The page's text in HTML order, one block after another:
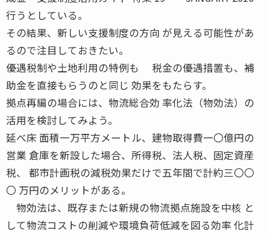
行うとしている。
その結果、新しい支援制度の方向 が見える可能性があ
るので注目しておきたい。
優遇税制や土地利用の特例も 税金の優遇措置も、補
助金を直接もらうのと同じ 効果をもたらす。
拠点再編の場合には、物流総合効 率化法（物効法）の
活用を検討してみよう。
延べ床 面積一万平方メートル、建物取得費一〇億円の
営業 倉庫を新設した場合、所得税、法人税、固定資産
税、 都市計画税の減税効果だけで五年間で計約三〇〇
〇 万円のメリットがある。
物効法は、既存または新規の物流拠点施設を中核 と
して物流コストの削減や環境負荷低減を図る効率 化計